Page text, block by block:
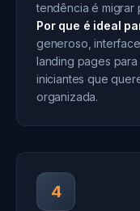
tendência é migrar
Por que é ideal
generoso,
landing pages
iniciantes que
organizada.
4